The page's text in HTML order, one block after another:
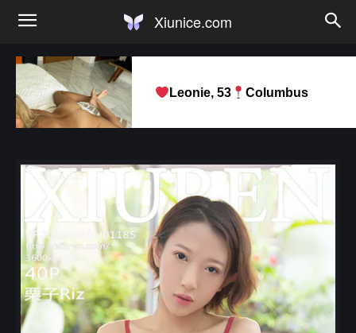
Xiunice.com
Leonie, 53 Columbus